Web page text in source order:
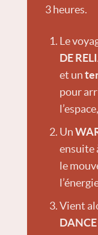
3 heures.
Le
DE
et un
pour
Un
ensuite
le
Vient
DANCE